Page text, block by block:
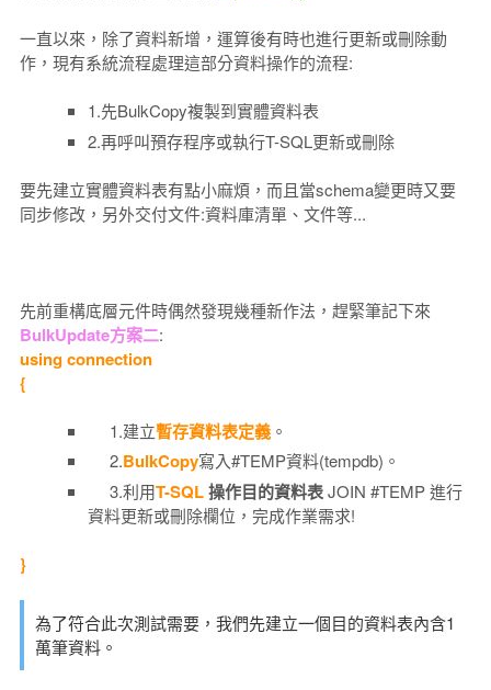
一直以來，除了資料新增，運算後有時也進行更新或刪除動
作，現有系統流程處理這部分資料操作的流程:
1.先BulkCopy複製到實體資料表
2.再呼叫預存程序或執行T-SQL更新或刪除
要先建立實體資料表有點小麻煩，而且當schema變更時又要
同步修改，另外交付文件:資料庫清單、文件等...
先前重構底層元件時偶然發現幾種新作法，趕緊筆記下來
BulkUpdate方案二:
using connection
{
1.建立暫存資料表定義。
2.BulkCopy寫入#TEMP資料(tempdb)。
3.利用T-SQL操作目的資料表JOIN #TEMP 進行
資料更新或刪除欄位，完成作業需求!
}
為了符合此次測試需要，我們先建立一個目的資料表內含1
萬筆資料。